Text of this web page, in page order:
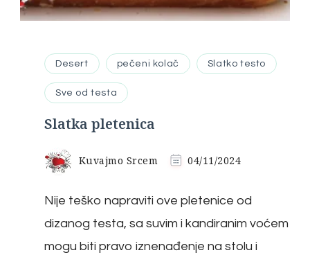
Desert pečeni kolač Slatko testo
Sve od testa
Slatka pletenica
Kuvajmo Srcem 04/11/2024
Nije teško napraviti ove pletenice od
dizanog testa, sa suvim i kandiranim voćem
mogu biti pravo iznenađenje na stolu i